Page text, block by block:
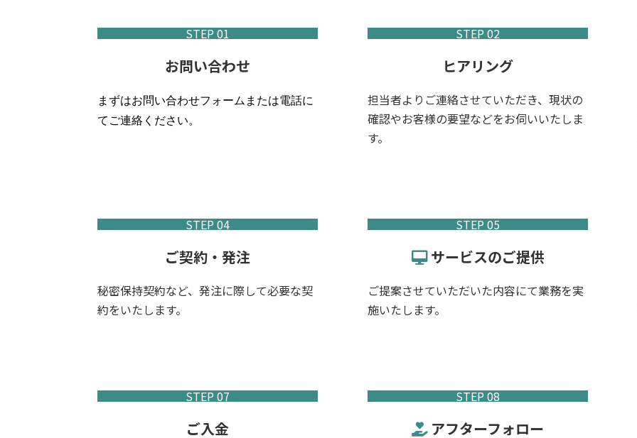
STEP 01
お問い合わせ
まずはお問い合わせフォームまたは電話に
てご連絡ください。
STEP 02
ヒアリング
担当者よりご連絡させていただき、現状の
確認やお客様の要望などをお伺いいたしま
す。
STEP 04
ご契約・発注
秘密保持契約など、発注に際して必要な契
約をいたします。
STEP 05
サービスのご提供
ご提案させていただいた内容にて業務を実
施いたします。
STEP 07
ご入金
STEP 08
アフターフォロー